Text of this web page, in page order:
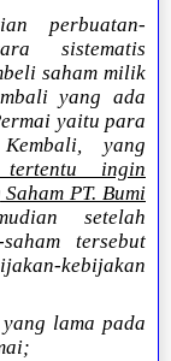
perbuatan-
sistematis
saham milik
yang ada
yaitu para
yang
tertentu ingin
PT. Bumi
setelah
tersebut
kebijakan
lama pada